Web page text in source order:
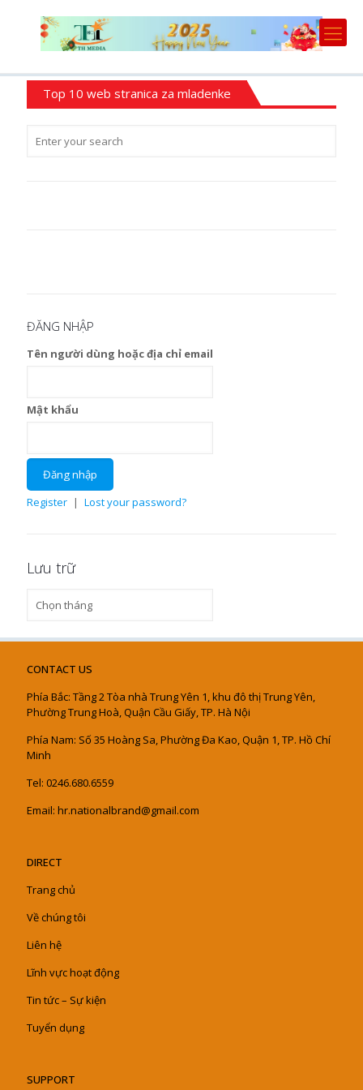
Top 10 web stranica za mladenke
ĐĂNG NHẬP
Tên người dùng hoặc địa chỉ email
Mật khẩu
Register | Lost your password?
Lưu trữ
trữ
CONTACT US
Phía Bắc: Tầng 2 Tòa nhà Trung Yên 1, khu đô thị Trung Yên,
Phường Trung Hoà, Quận Cầu Giấy, TP. Hà Nội
Phía Nam: Số 35 Hoàng Sa, Phường Đa Kao, Quận 1, TP. Hồ Chí
Minh
Tel: 0246.680.6559
Email: hr.nationalbrand@gmail.com
DIRECT
Trang chủ
Về chúng tôi
Liên hệ
Lĩnh vực hoạt động
Tin tức – Sự kiện
Tuyển dụng
SUPPORT